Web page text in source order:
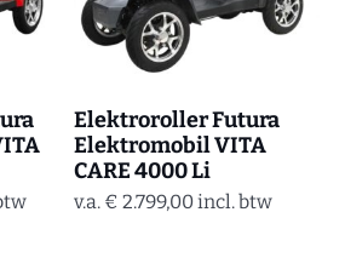
Elektroroller Futura
Elektromobil VITA
CARE 4000 Li
v.a. € 2.799,00incl. btw